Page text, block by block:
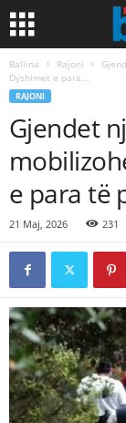
Ballina Rajoni
Dyshimet e para...
RAJONI
Gjendet
e para të
21 Maj, 2026 231